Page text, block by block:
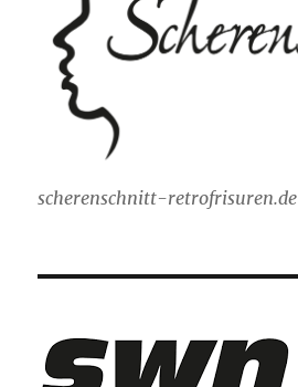
scherenschnitt-retrofrisuren.de